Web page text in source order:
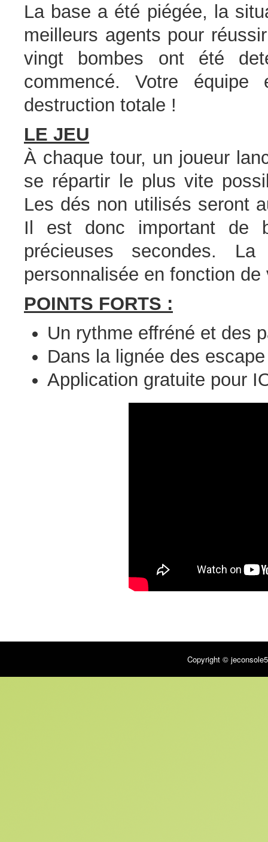
La base a été piégée, la
meilleurs agents pour
vingt bombes ont été
commencé. Votre
destruction totale !
LE JEU
À chaque tour, un joueur
se répartir le plus vite
Les dés non utilisés seront
Il est donc important de
précieuses secondes.
personnalisée en fonction
POINTS FORTS :
Un rythme effréné et des
Dans la lignée des
Application gratuite pour
Copyright ©